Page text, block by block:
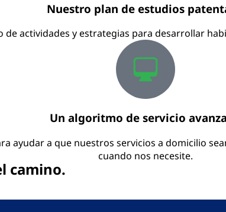
Nuestro plan de estudios
actividades y estrategias para desarrollar
Un algoritmo de servicio
ayudar a que nuestros servicios a domicilio
cuando nos necesite.
camino.